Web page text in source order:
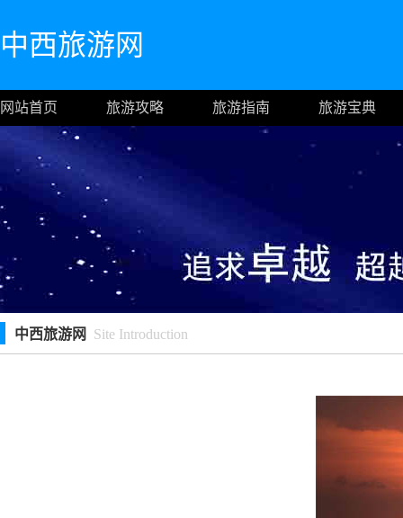
中西旅游网
网站首页 旅游攻略 旅游指南 旅游宝典
中西旅游网 Site Introduction